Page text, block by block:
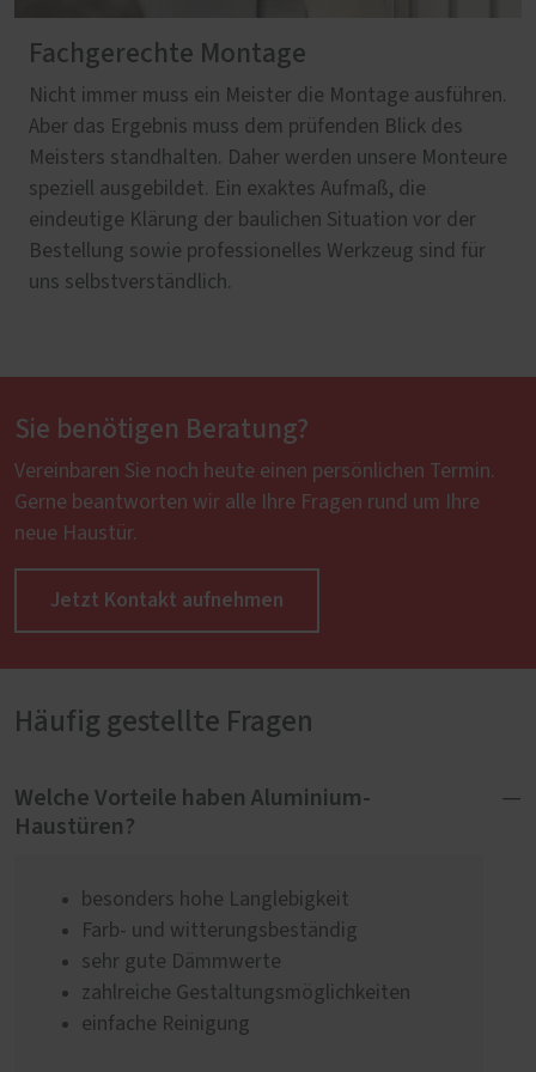
Fachgerechte Montage
Nicht immer muss ein Meister die Montage ausführen.
Aber das Ergebnis muss dem prüfenden Blick des
Meisters standhalten. Daher werden unsere Monteure
speziell ausgebildet. Ein exaktes Aufmaß, die
eindeutige Klärung der baulichen Situation vor der
Bestellung sowie professionelles Werkzeug sind für
uns selbstverständlich.
Sie benötigen Beratung?
Vereinbaren Sie noch heute einen persönlichen Termin.
Gerne beantworten wir alle Ihre Fragen rund um Ihre
neue Haustür.
Jetzt Kontakt aufnehmen
Häufig gestellte Fragen
Welche Vorteile haben Aluminium-
Haustüren?
besonders hohe Langlebigkeit
Farb- und witterungsbeständig
sehr gute Dämmwerte
zahlreiche Gestaltungsmöglichkeiten
einfache Reinigung